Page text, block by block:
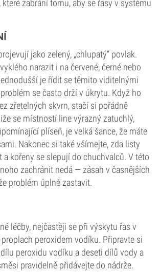
zabrání tomu, aby se řasy v systému
jako zelený, „chlupatý“ povlak.
narazit i na červené, černé nebo
je řídit se těmito viditelnými
se často drží v úkrytu. Když ho
zřetelných skvrn, stačí si pořádně
se místností line výrazný zatuchlý,
plíseň, je velká šance, že máte
Nakonec si také všímejte, zda listy
kořeny se slepují do chuchvalců. V této
zachránit nedá — zásah v časnějších
problém úplně zastavit.
léčby, nejčastěji se při výskytu řas v
peroxidem vodíku. Připravte si
peroxidu vodíku a deseti dílů vody a
pravidelně přidávejte do nádrže.